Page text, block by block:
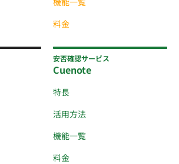
料金
安否確認サービス
Cuenote
特長
活用方法
機能一覧
料金